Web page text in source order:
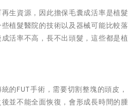
生資源，因此擔保毛囊成活率是植髮
植髮醫院的技術以及器械可能比較落
活率不高，長不出頭髮，這些都是植
的FUT手術，需要切割整塊的頭皮，
並不能全面恢復，會形成長時間的腫